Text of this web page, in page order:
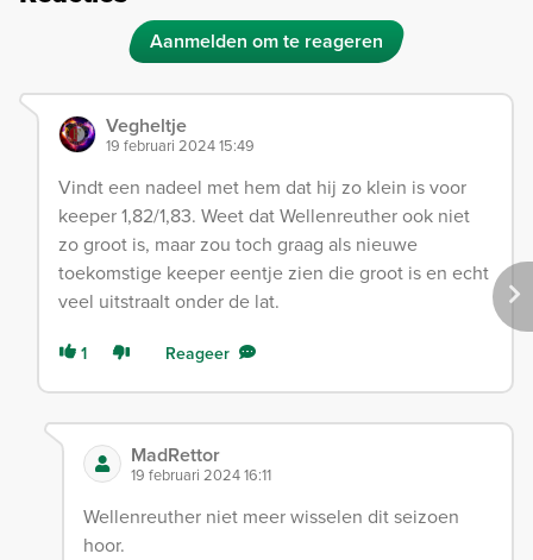
Aanmelden om te reageren
Vegheltje
19 februari 2024 15:49
Vindt een nadeel met hem dat hij zo klein is voor
keeper 1,82/1,83. Weet dat Wellenreuther ook niet
zo groot is, maar zou toch graag als nieuwe
toekomstige keeper eentje zien die groot is en echt
veel uitstraalt onder de lat.
1 Reageer
MadRettor
19 februari 2024 16:11
Wellenreuther niet meer wisselen dit seizoen
hoor.